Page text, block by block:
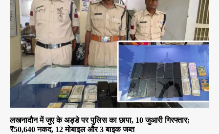
लखनादौन में जुए के अड्डे पर पुलिस का छापा, 10 जुआरी गिरफ्तार;
₹50,640 नकद, 12 मोबाइल और 3 बाइक जब्त